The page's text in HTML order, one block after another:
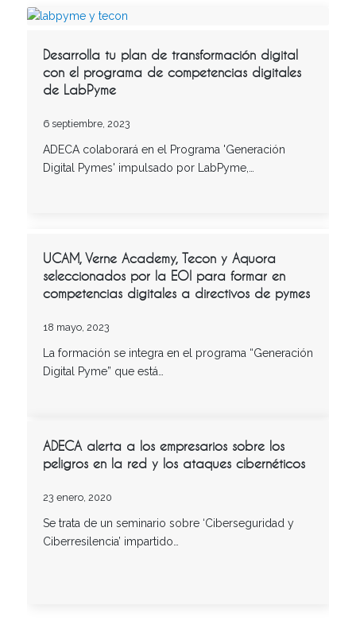
Desarrolla tu plan de transformación digital
con el programa de competencias digitales
de LabPyme
6 septiembre, 2023
ADECA colaborará en el Programa 'Generación
Digital Pymes' impulsado por LabPyme,…
UCAM, Verne Academy, Tecon y Aquora
seleccionados por la EOI para formar en
competencias digitales a directivos de pymes
18 mayo, 2023
La formación se integra en el programa “Generación
Digital Pyme” que está…
ADECA alerta a los empresarios sobre los
peligros en la red y los ataques cibernéticos
23 enero, 2020
Se trata de un seminario sobre ‘Ciberseguridad y
Ciberresilencia’ impartido…